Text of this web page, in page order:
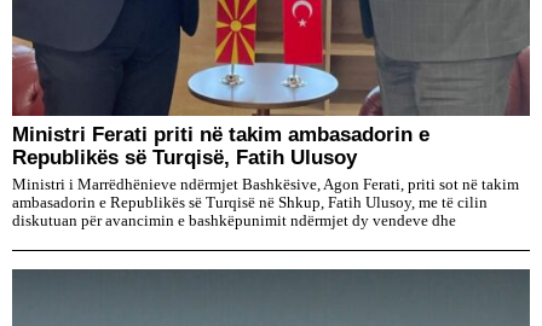
Ministri Ferati priti në takim ambasadorin e
Republikës së Turqisë, Fatih Ulusoy
Ministri i Marrëdhënieve ndërmjet Bashkësive, Agon Ferati, priti sot në takim
ambasadorin e Republikës së Turqisë në Shkup, Fatih Ulusoy, me të cilin
diskutuan për avancimin e bashkëpunimit ndërmjet dy vendeve dhe